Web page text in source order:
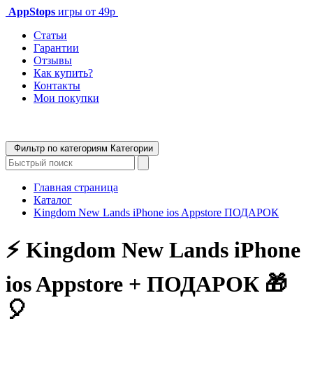
AppStops игры от 49р
Статьи
Гарантии
Отзывы
Как купить?
Контакты
Мои покупки
Фильтр по категориям Категории
Главная страница
Каталог
Kingdom New Lands iPhone ios Appstore ПОДАРОК
⚡️ Kingdom New Lands iPhone
ios Appstore + ПОДАРОК 🎁
🎈